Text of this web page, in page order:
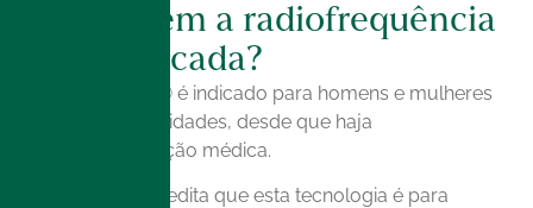
Para quem a radiofrequência
está indicada?
O EMFACE® é indicado para homens e mulheres
de todas as idades, desde que haja
recomendação médica.
Se você acredita que esta tecnologia é para